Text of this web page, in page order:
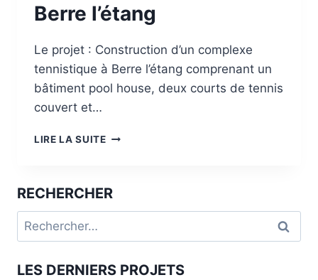
Berre l’étang
Le projet : Construction d’un complexe
tennistique à Berre l’étang comprenant un
bâtiment pool house, deux courts de tennis
couvert et…
LIRE LA SUITE COMPLEXE
L’ÉTANG
RECHERCHER
Rechercher :
LES DERNIERS PROJETS